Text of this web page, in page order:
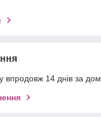
впродовж 14 днів за